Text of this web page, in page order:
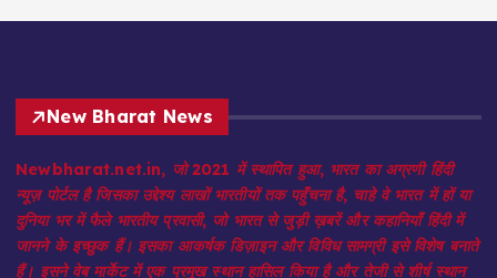
New Bharat News
Newbharat.net.in, जो 2021 में स्थापित हुआ, भारत का अग्रणी हिंदी
न्यूज़ पोर्टल है जिसका उद्देश्य लाखों भारतीयों तक पहुँचना है, चाहे वे भारत में हों या
दुनिया भर में फैले भारतीय प्रवासी, जो भारत से जुड़ी ख़बरें और कहानियाँ हिंदी में
जानने के इच्छुक हैं। इसका आकर्षक डिज़ाइन और विविध सामग्री इसे विशेष बनाते